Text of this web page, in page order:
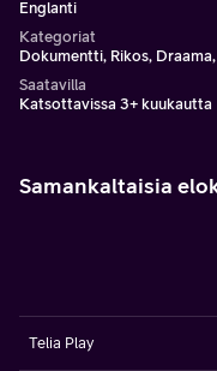
Englanti
Kategoriat
Dokumentti, Rikos,
Saatavilla
Katsottavissa 3+ kuukautta
Samankaltaisia
Telia Play